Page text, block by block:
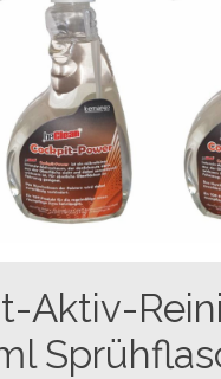
Aktiv-